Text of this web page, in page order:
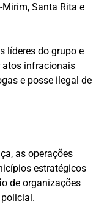
Santa Rita e
líderes do grupo e
atos infracionais
e posse ilegal de
as operações
estratégicos
de organizações